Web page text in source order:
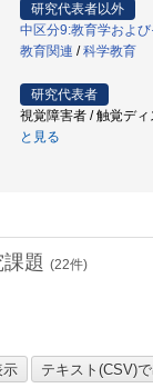
研究代表者以外
中区分9:教育学およ
教育関連 /科学教育
研究代表者
視覚障害者 / 触覚デ
と見る
題 (22件)